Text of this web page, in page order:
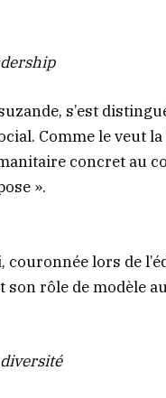
s’est
Comme le veut
concret au
».
lors de
rôle de modèle